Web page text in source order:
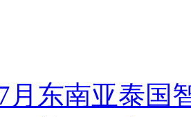
月东南亚泰国